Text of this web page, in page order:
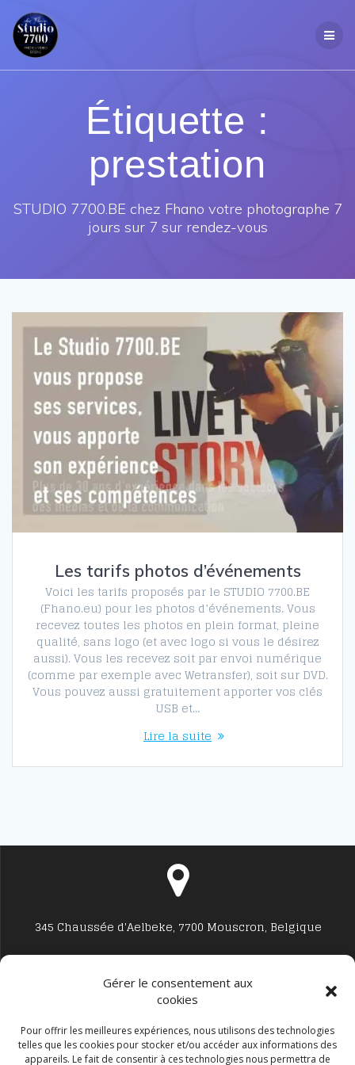
Gérer le consentement aux
cookies
Pour offrir les meilleures expériences, nous utilisons des technologies
telles que les cookies pour stocker et/ou accéder aux informations des
appareils. Le fait de consentir à ces technologies nous permettra de
Étiquette :
prestation
STUDIO 7700.BE chez Fhano votre photographe 7
jours sur 7 sur rendez-vous
Les tarifs photos d’événements
Voici les tarifs proposés par le STUDIO 7700.BE
(Fhano.eu) pour les photos d’événements. Vous
recevez toutes les photos en plein format, pleine
qualité, sans logo (et avec logo si vous le désirez
aussi). Vous les recevez soit par envoi numérique
(comme par exemple avec Wetransfer), soit sur DVD.
Vous pouvez aussi gratuitement apporter vos clés
USB et…
Lire la suite
345 Chaussée d'Aelbeke, 7700 Mouscron, Belgique
Studio7700@live.be